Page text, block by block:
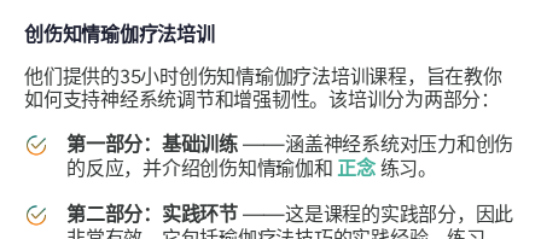
创伤知情瑜伽疗法培训
他们提供的35小时创伤知情瑜伽疗法培训课程，旨在教你
如何支持神经系统调节和增强韧性。该培训分为两部分：
第一部分：基础训练——涵盖神经系统对压力和创伤
的反应，并介绍创伤知情瑜伽和正念练习。
第二部分：实践环节——这是课程的实践部分，因此